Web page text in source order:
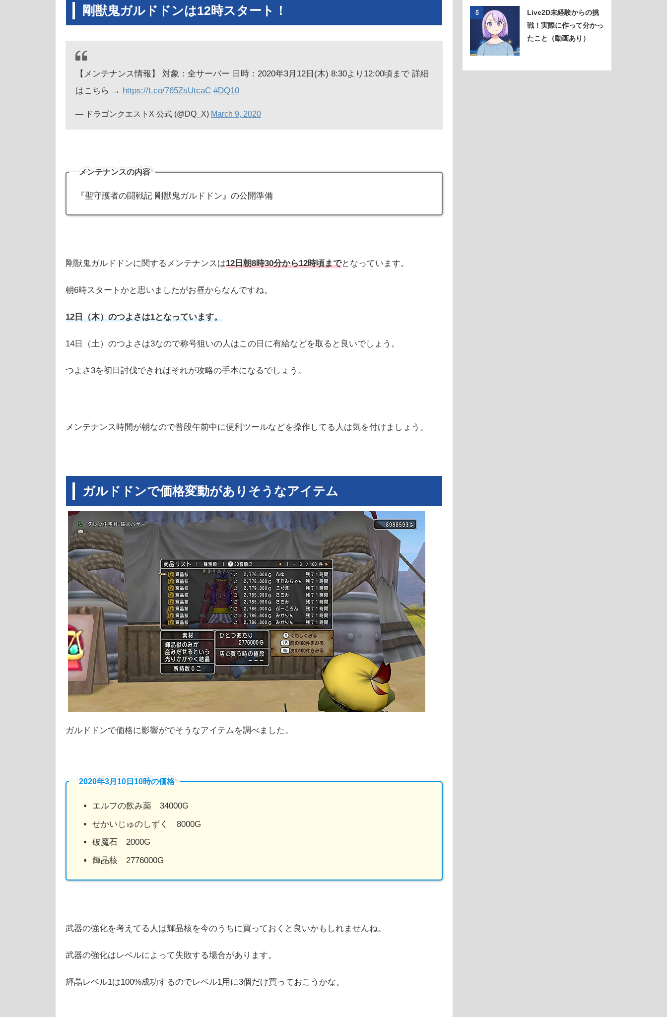
剛獣鬼ガルドドンは12時スタート！
【メンテナンス情報】 対象：全サーバー 日時：2020年3月12日(木) 8:30より12:00頃まで 詳細
はこちら → https://t.co/765ZsUtcaC #DQ10
— ドラゴンクエストX 公式 (@DQ_X) March 9, 2020
メンテナンスの内容
『聖守護者の闘戦記 剛獣鬼ガルドドン』の公開準備
剛獣鬼ガルドドンに関するメンテナンスは12日朝8時30分から12時頃までとなっています。
朝6時スタートかと思いましたがお昼からなんですね。
12日（木）のつよさは1となっています。
14日（土）のつよさは3なので称号狙いの人はこの日に有給などを取ると良いでしょう。
つよさ3を初日討伐できればそれが攻略の手本になるでしょう。
メンテナンス時間が朝なので普段午前中に便利ツールなどを操作してる人は気を付けましょう。
ガルドドンで価格変動がありそうなアイテム
ガルドドンで価格に影響がでそうなアイテムを調べました。
2020年3月10日10時の価格
エルフの飲み薬 34000G
せかいじゅのしずく 8000G
破魔石 2000G
輝晶核 2776000G
武器の強化を考えてる人は輝晶核を今のうちに買っておくと良いかもしれませんね。
武器の強化はレベルによって失敗する場合があります。
輝晶レベル1は100%成功するのでレベル1用に3個だけ買っておこうかな。
5
Live2D未経験からの挑
戦！実際に作って分かっ
たこと（動画あり）